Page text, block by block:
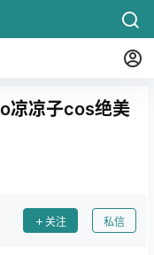
凉凉子cos绝美
关注 私信